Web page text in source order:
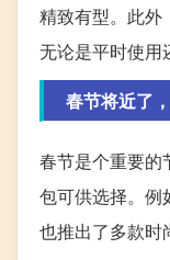
精致有型。此外
无论是平时使用
春节将近了
春节是个重要的
包可供选择。例
也推出了多款时